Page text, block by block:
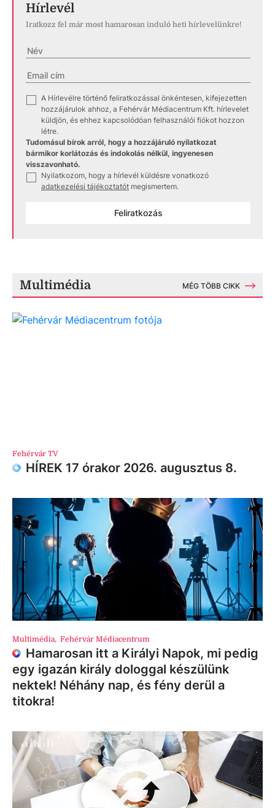
Hírlevél
Iratkozz fel már most hamarosan induló heti hírlevelünkre!
A Hírlevélre történő feliratkozással önkéntesen, kifejezetten
hozzájárulok ahhoz, a Fehérvár Médiacentrum Kft. hírlevelet
küldjön, és ehhez kapcsolódóan felhasználói fiókot hozzon
létre.
Tudomásul bírok arról, hogy a hozzájáruló nyilatkozat
bármikor korlátozás és indokolás nélkül, ingyenesen
visszavonható.
Nyilatkozom, hogy a hírlevél küldésre vonatkozó
adatkezelési tájékoztatót megismertem.
Feliratkozás
Multimédia MÉG TÖBB CIKK
Fehérvár TV
HÍREK 17 órakor 2026. augusztus 8.
Multimédia, Fehérvár Médiacentrum
Hamarosan itt a Királyi Napok, mi pedig
egy igazán király dologgal készülünk
nektek! Néhány nap, és fény derül a
titokra!